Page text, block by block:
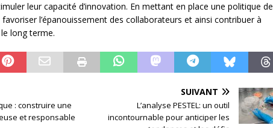
leur capacité d’innovation. En mettant en place une politique de
l’épanouissement des collaborateurs et ainsi contribuer à
long terme.
: construire une
et responsable
SUIVANT
L’analyse PESTEL: un outil
incontournable pour anticiper les